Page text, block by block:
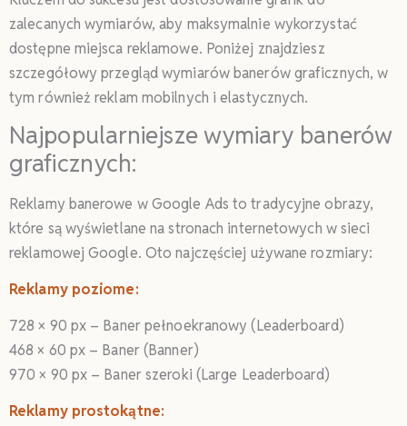
zalecanych wymiarów, aby maksymalnie wykorzystać
dostępne miejsca reklamowe. Poniżej znajdziesz
szczegółowy przegląd wymiarów banerów graficznych, w
tym również reklam mobilnych i elastycznych.
Najpopularniejsze wymiary banerów
graficznych:
Reklamy banerowe w Google Ads to tradycyjne obrazy,
które są wyświetlane na stronach internetowych w sieci
reklamowej Google. Oto najczęściej używane rozmiary:
Reklamy poziome:
728 × 90 px – Baner pełnoekranowy (Leaderboard)
468 × 60 px – Baner (Banner)
970 × 90 px – Baner szeroki (Large Leaderboard)
Reklamy prostokątne: